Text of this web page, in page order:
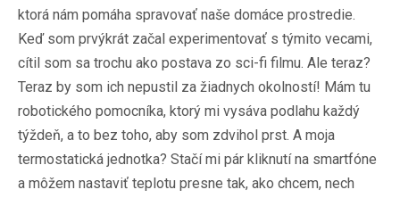
ktorá nám pomáha spravovať naše domáce prostredie.
Keď som prvýkrát začal experimentovať s týmito vecami,
cítil som sa trochu ako postava zo sci-fi filmu. Ale teraz?
Teraz by som ich nepustil za žiadnych okolností! Mám tu
robotického pomocníka, ktorý mi vysáva podlahu každý
týždeň, a to bez toho, aby som zdvihol prst. A moja
termostatická jednotka? Stačí mi pár kliknutí na smartfóne
a môžem nastaviť teplotu presne tak, ako chcem, nech